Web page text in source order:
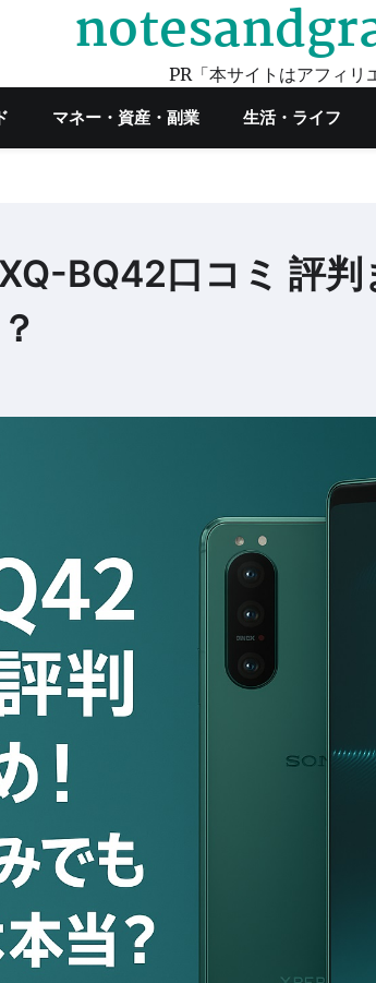
PR「本サイトはアフィリ
マネー・資産・副業 生活・ライフ
BQ42口コミ 評